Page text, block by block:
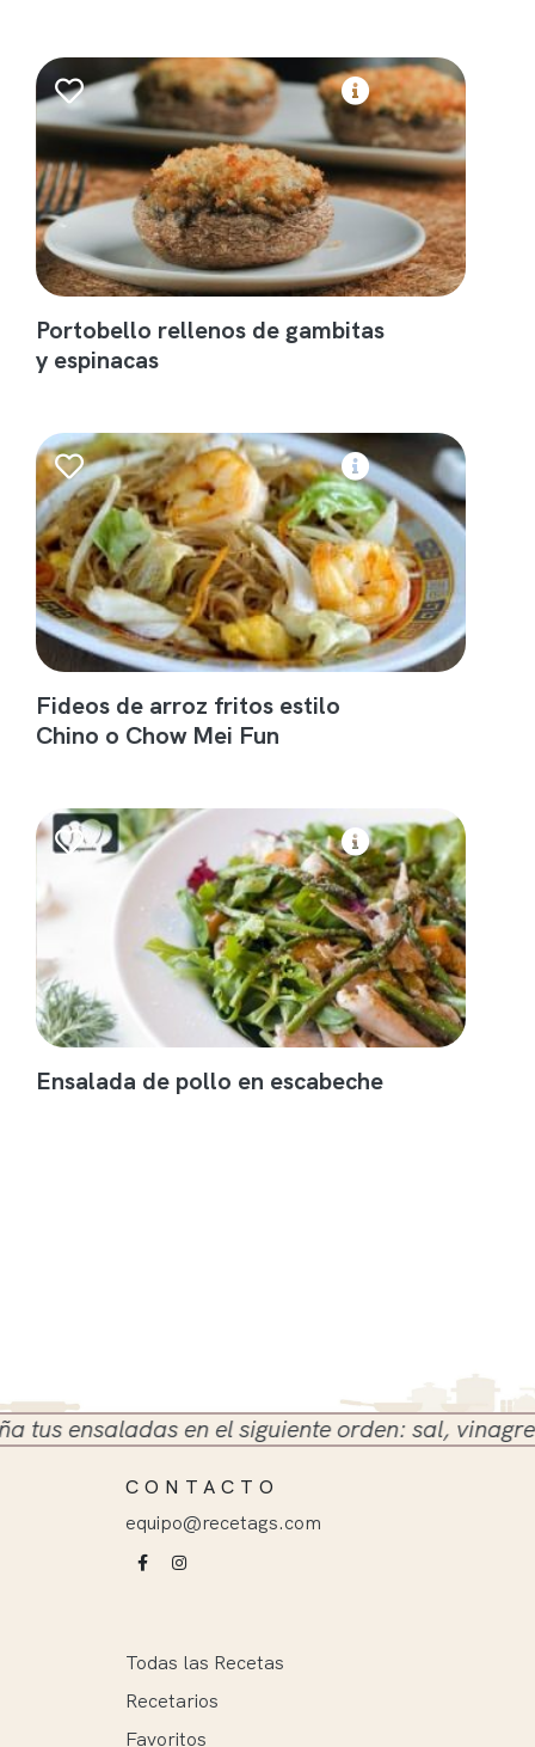
Portobello rellenos de gambitas
y espinacas
Fideos de arroz fritos estilo
Chino o Chow Mei Fun
Ensalada de pollo en escabeche
en el siguiente orden: sal, vinagre y
CONTACTO
equipo@recetags.com
Todas las Recetas
Recetarios
Favoritos